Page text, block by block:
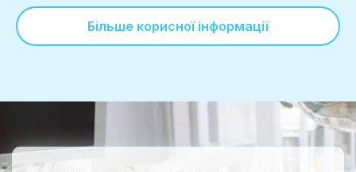
Більше корисної інформації